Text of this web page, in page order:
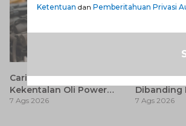
Cari Tahu Berapa
Kekentalan Oli Power
Steering dan Tips
7 Ags 2026
7
Dibanding
Anda
7 Ags 2026
Ketentuan dan Pemberitahuan Privasi